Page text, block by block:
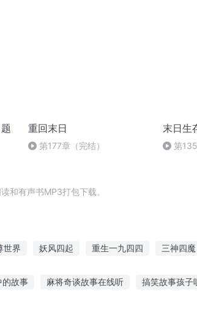
重回末日
第177章（完结）
末日生
第
和有声书MP3打包下载。
世界 妖风四起 重生一九四四 三神四魔
的故事 麻将奇谈故事在线听 搞笑故事孩子